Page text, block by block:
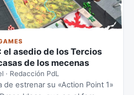
el asedio de los Tercios
de los mecenas
· Redacción PdL
de estrenar su «Action Point 1»